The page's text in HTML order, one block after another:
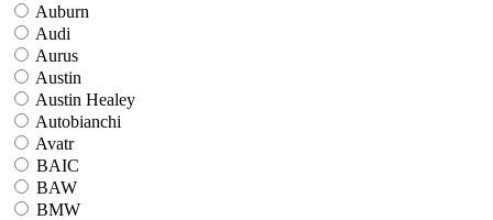
Auburn
Audi
Aurus
Austin
Austin Healey
Autobianchi
Avatr
BAIC
BAW
BMW